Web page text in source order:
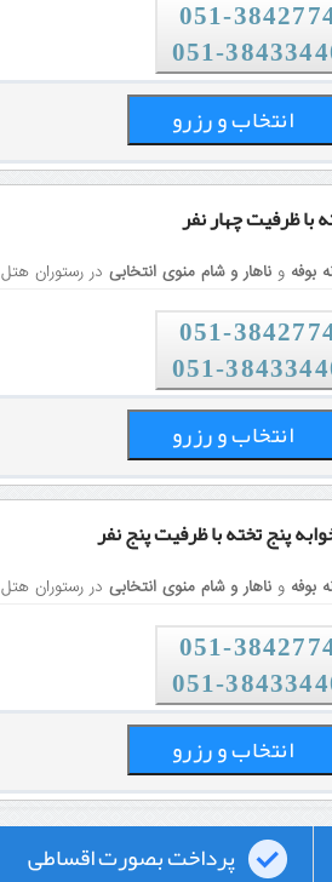
38427746-
051-
انتخاب و رزرو
با ظرفیت چهار نفر
بوفه و ناهار و شام منوی انتخابیدر رستوران هتل
38427746-
051-
انتخاب و رزرو
پنج تختهبا ظرفیت پنج نفر
بوفه و ناهار و شام منوی انتخابیدر رستوران هتل
38427746-
051-
انتخاب و رزرو
پرداخت بصورت اقساطی